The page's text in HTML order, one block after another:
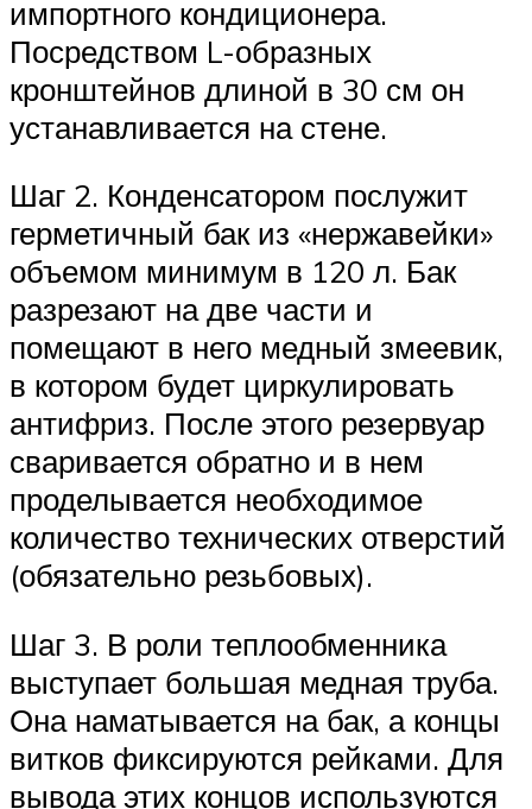
импортного кондиционера.
Посредством L-образных
кронштейнов длиной в 30 см он
устанавливается на стене.
Шаг 2. Конденсатором послужит
герметичный бак из «нержавейки»
объемом минимум в 120 л. Бак
разрезают на две части и
помещают в него медный змеевик,
в котором будет циркулировать
антифриз. После этого резервуар
сваривается обратно и в нем
проделывается необходимое
количество технических отверстий
(обязательно резьбовых).
Шаг 3. В роли теплообменника
выступает большая медная труба.
Она наматывается на бак, а концы
витков фиксируются рейками. Для
вывода этих концов используются